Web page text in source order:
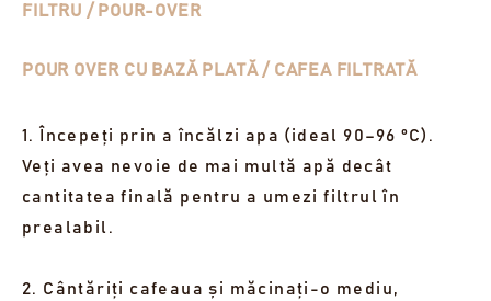
FILTRU / POUR-OVER
POUR OVER CU BAZĂ PLATĂ / CAFEA FILTRATĂ
1. Începeți prin a încălzi apa (ideal 90–96 °C).
Veți avea nevoie de mai multă apă decât
cantitatea finală pentru a umezi filtrul în
prealabil.
2. Cântăriți cafeaua și măcinați-o mediu,